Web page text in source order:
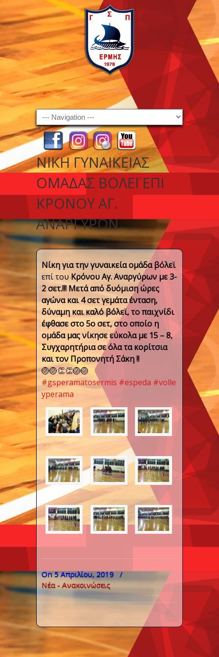
Navigation
ΝΊΚΗ ΓΥΝΑΙΚΕΊΑΣ
ΟΜΆΔΑΣ ΒΌΛΕΪ ΕΠΊ
ΚΡΌΝΟΥ ΑΓ.
ΑΝΑΡΓΎΡΩΝ……
Νίκη για την γυναικεία ομάδα βόλεϊ
επί του Κρόνου Αγ. Αναργύρων με 3-
2 σετ.!!! Μετά από δυόμιση ώρες
αγώνα και 4 σετ γεμάτα ένταση,
δύναμη και καλό βόλεϊ, το παιχνίδι
έφθασε στο 5o σετ, στο οποίο η
ομάδα μας νίκησε εύκολα με 15 – 8,
Συγχαρητήρια σε όλα τα κορίτσια
και τον Προπονητή Σάκη !!
🏐🏐👏👏🏐🏐
#gsperamatosermis #espeda #volle
yperama
On 5 Απριλίου, 2019 /
Νέα - Ανακοινώσεις